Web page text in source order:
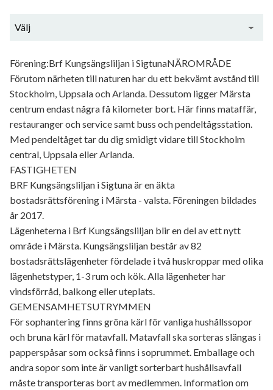
Välj
Förening:Brf Kungsängsliljan i SigtunaNÄROMRÅDE
Förutom närheten till naturen har du ett bekvämt avstånd till
Stockholm, Uppsala och Arlanda. Dessutom ligger Märsta
centrum endast några få kilometer bort. Här finns mataffär,
restauranger och service samt buss och pendeltågsstation.
Med pendeltåget tar du dig smidigt vidare till Stockholm
central, Uppsala eller Arlanda.
FASTIGHETEN
BRF Kungsängsliljan i Sigtuna är en äkta
bostadsrättsförening i Märsta - valsta. Föreningen bildades
år 2017.
Lägenheterna i Brf Kungsängsliljan blir en del av ett nytt
område i Märsta. Kungsängsliljan består av 82
bostadsrättslägenheter fördelade i två huskroppar med olika
lägenhetstyper, 1-3 rum och kök. Alla lägenheter har
vindsförråd, balkong eller uteplats.
GEMENSAMHETSUTRYMMEN
För sophantering finns gröna kärl för vanliga hushållssopor
och bruna kärl för matavfall. Matavfall ska sorteras slängas i
papperspåsar som också finns i soprummet. Emballage och
andra sopor som inte är vanligt sorterbart hushållsavfall
måste transporteras bort av medlemmen. Information om